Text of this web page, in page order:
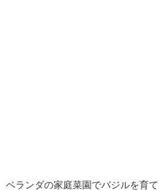
ベランダの家庭菜園でバジルを育て